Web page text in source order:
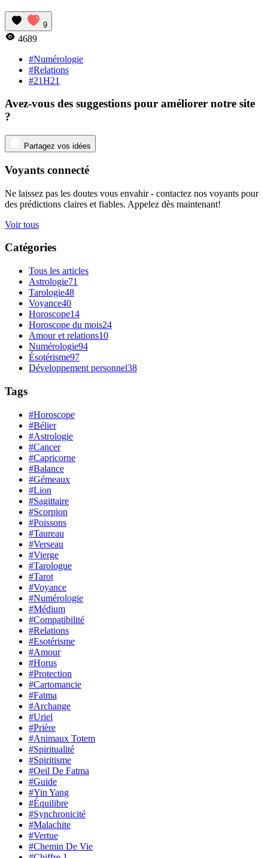
9
4689
#Numérologie
#Relations
#21H21
Avez-vous des suggestions pour améliorer notre site
?
Partagez vos idées
Voyants connecté
Ne laissez pas les doutes vous envahir - contactez nos voyants pour
des prédictions claires et fiables. Appelez dès maintenant!
Voir tous
Catégories
Tous les articles
Astrologie71
Tarologie48
Voyance40
Horoscope14
Horoscope du mois24
Amour et relations10
Numérologie94
Ésotérisme97
Développement personnel38
Tags
#Horoscope
#Bélier
#Astrologie
#Cancer
#Capricorne
#Balance
#Gémeaux
#Lion
#Sagittaire
#Scorpion
#Poissons
#Taureau
#Verseau
#Vierge
#Tarologue
#Tarot
#Voyance
#Numérologie
#Médium
#Compatibilité
#Relations
#Esotérisme
#Amour
#Horus
#Protection
#Cartomancie
#Fatma
#Archange
#Uriel
#Prière
#Animaux Totem
#Spiritualité
#Spiritisme
#Oeil De Fatma
#Guide
#Yin Yang
#Équilibre
#Synchronicité
#Malachite
#Vertue
#Chemin De Vie